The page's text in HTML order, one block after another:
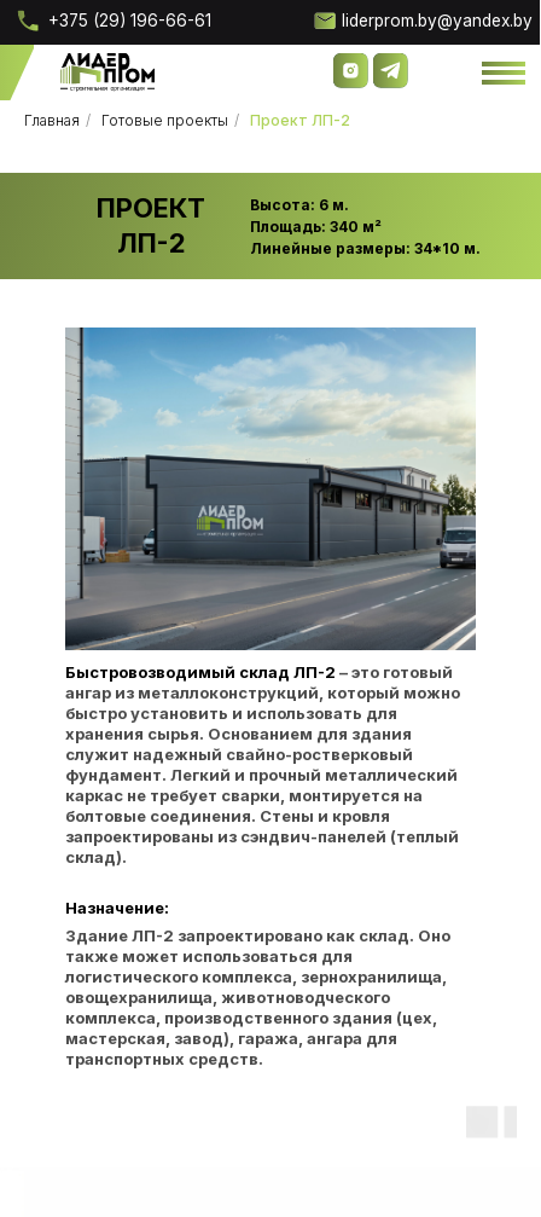
О компании
О компании
Проектирование
Проектирование
+375 (29) 196-66-61 liderprom.by@yandex.by
Главная / Готовые проекты / Проект ЛП-2
ПРОЕКТ
ЛП-2
Высота: 6 м.
Площадь: 340 м²
Линейные размеры: 34*10 м.
Здание ЛП-2 запроектировано как склад. Оно
также может использоваться для
логистического комплекса, зернохранилища,
овощехранилища, животноводческого
комплекса, производственного здания (цех,
мастерская, завод), гаража, ангара для
транспортных средств.
Назначение:
Быстровозводимый склад ЛП-2 – это готовый
ангар из металлоконструкций, который можно
быстро установить и использовать для
хранения сырья. Основанием для здания
служит надежный свайно-ростверковый
фундамент. Легкий и прочный металлический
каркас не требует сварки, монтируется на
болтовые соединения. Стены и кровля
запроектированы из сэндвич-панелей (теплый
склад).